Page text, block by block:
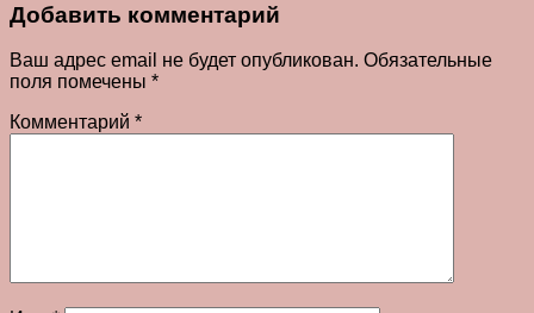
Добавить комментарий
Ваш адрес email не будет опубликован. Обязательные
поля помечены *
Комментарий *